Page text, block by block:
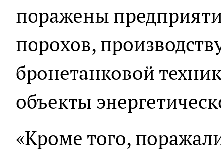
поражены
порохов,
бронетанковой
объекты
«Кроме того,